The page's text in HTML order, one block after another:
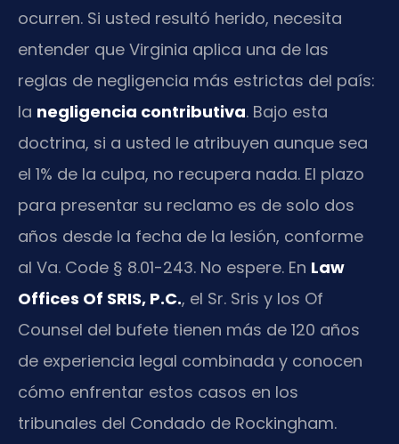
ocurren. Si usted resultó herido, necesita
entender que Virginia aplica una de las
reglas de negligencia más estrictas del país:
la negligencia contributiva. Bajo esta
doctrina, si a usted le atribuyen aunque sea
el 1% de la culpa, no recupera nada. El plazo
para presentar su reclamo es de solo dos
años desde la fecha de la lesión, conforme
al Va. Code § 8.01-243. No espere. En Law
Offices Of SRIS, P.C., el Sr. Sris y los Of
Counsel del bufete tienen más de 120 años
de experiencia legal combinada y conocen
cómo enfrentar estos casos en los
tribunales del Condado de Rockingham.